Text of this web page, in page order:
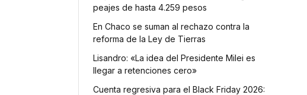
peajes de hasta 4.259 pesos
En Chaco se suman al rechazo contra la
reforma de la Ley de Tierras
Lisandro: «La idea del Presidente Milei es
llegar a retenciones cero»
Cuenta regresiva para el Black Friday 2026: